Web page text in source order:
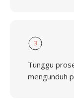
3
Tunggu
mengunduh